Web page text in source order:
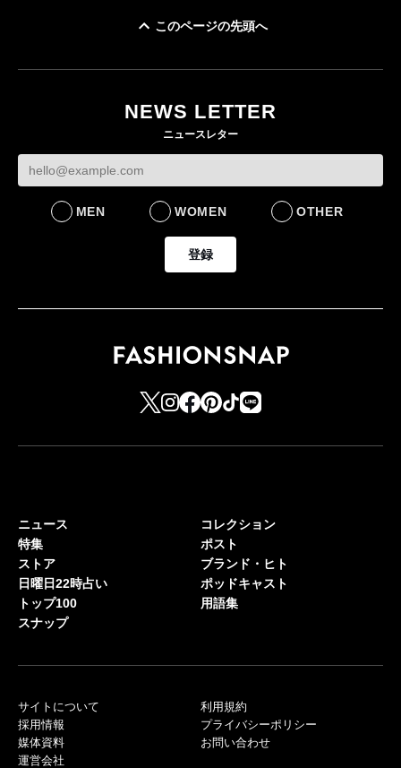
ケットなど7型を発売
FASHION
FASHION
BUSINESS
このページの先頭へ
NEWS LETTER
ニュースレター
MEN WOMEN OTHER
登録
ニュース
特集
ストア
日曜日22時占い
トップ100
スナップ
コレクション
ポスト
ブランド・ヒト
ポッドキャスト
用語集
サイトについて
採用情報
媒体資料
運営会社
利用規約
プライバシーポリシー
お問い合わせ